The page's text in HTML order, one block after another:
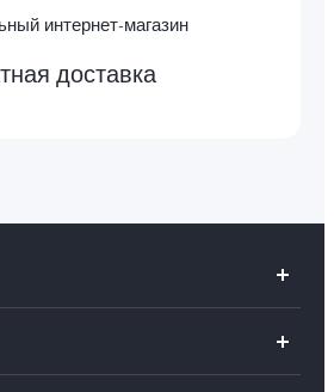
интернет-магазин
доставка